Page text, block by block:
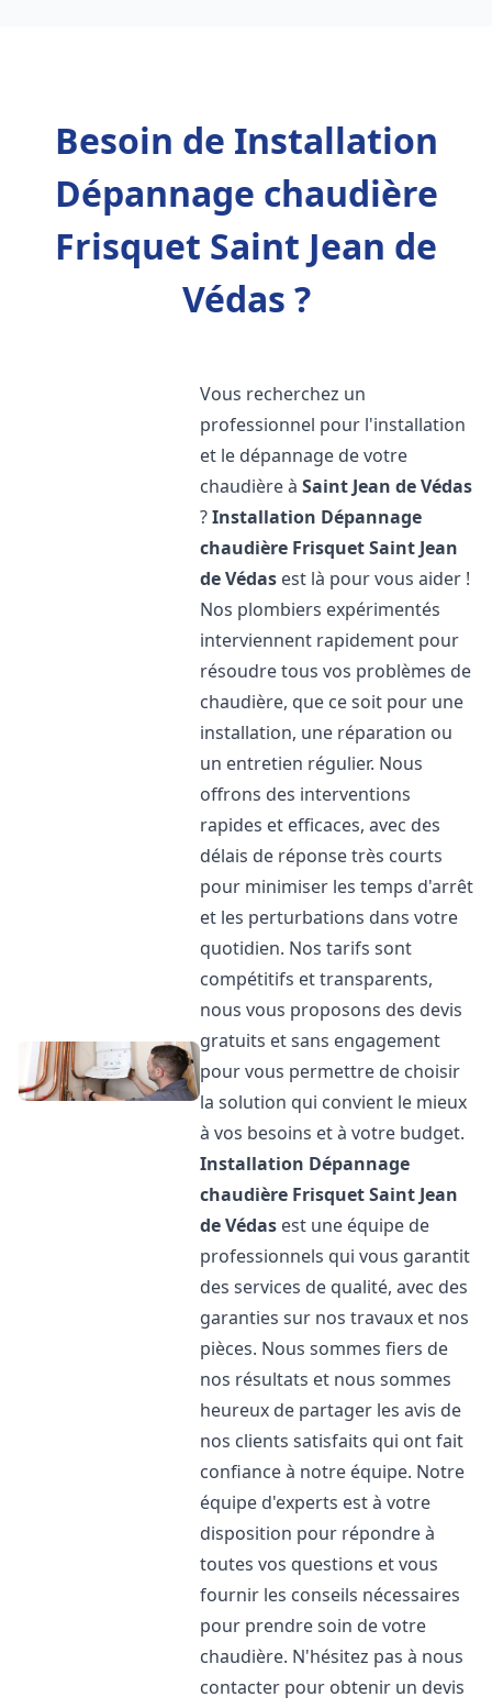
Besoin de Installation
Dépannage chaudière
Frisquet Saint Jean de
Védas ?
Vous recherchez un
professionnel pour l'installation
et le dépannage de votre
chaudière àSaint Jean de Védas
?Installation Dépannage
chaudière FrisquetSaint Jean
de Védas est là pour vous aider !
Nos plombiers expérimentés
interviennent rapidement pour
résoudre tous vos problèmes de
chaudière, que ce soit pour une
installation, une réparation ou
un entretien régulier. Nous
offrons des interventions
rapides et efficaces, avec des
délais de réponse très courts
pour minimiser les temps d'arrêt
et les perturbations dans votre
quotidien. Nos tarifs sont
compétitifs et transparents,
nous vous proposons des devis
gratuits et sans engagement
pour vous permettre de choisir
la solution qui convient le mieux
à vos besoins et à votre budget.
Installation Dépannage
chaudière FrisquetSaint Jean
de Védas est une équipe de
professionnels qui vous garantit
des services de qualité, avec des
garanties sur nos travaux et nos
pièces. Nous sommes fiers de
nos résultats et nous sommes
heureux de partager les avis de
nos clients satisfaits qui ont fait
confiance à notre équipe. Notre
équipe d'experts est à votre
disposition pour répondre à
toutes vos questions et vous
fournir les conseils nécessaires
pour prendre soin de votre
chaudière. N'hésitez pas à nous
contacter pour obtenir un devis